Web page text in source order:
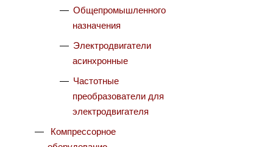
Общепромышленного
назначения
Электродвигатели
асинхронные
Частотные
преобразователи для
электродвигателя
Компрессорное